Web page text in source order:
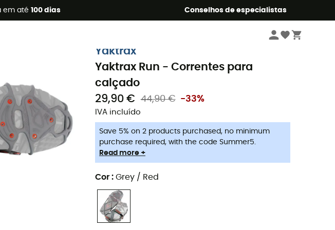
em até 100 dias Conselhos de especialistas
2 produtos* com o código Summer5
Yaktrax
Yaktrax Run - Correntes para
calçado
29,90 €
44,90 € -33%
IVA incluído
Save 5% on 2 products purchased, no minimum
purchase required, with the code Summer5.
Read more +
Cor : Grey / Red